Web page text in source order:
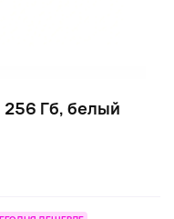
256 Гб, белый